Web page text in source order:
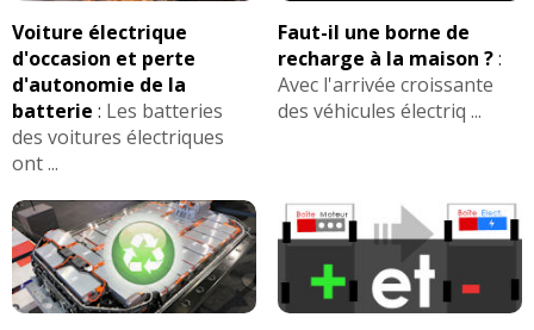
Voiture électrique
d'occasion et perte
d'autonomie de la
batterie : Les batteries
des voitures électriques
ont ...
Faut-il une borne de
recharge à la maison ?:
Avec l'arrivée croissante
des véhicules électriq ...